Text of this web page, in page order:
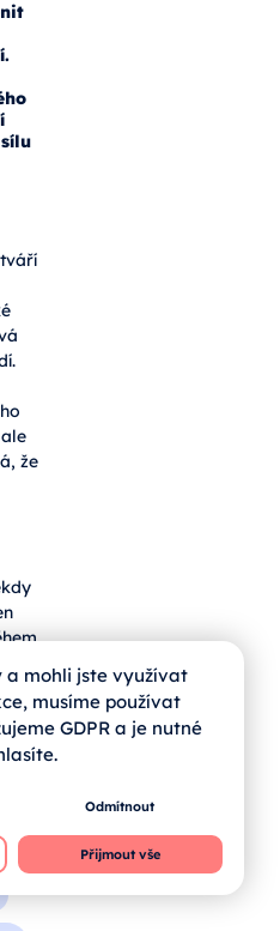
že
a
a mohli jste využívat
musíme používat
GDPR a je nutné
Odmítnout
Přijmout vše